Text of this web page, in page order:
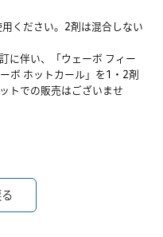
ください。2剤は混合しない
に伴い、「ウェーボ フィー
ボ ホットカール」を1・2剤
トでの販売はございませ